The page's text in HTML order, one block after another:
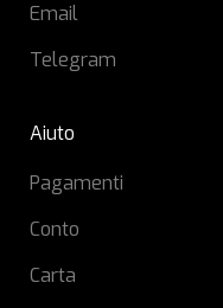
Email
Telegram
Aiuto
Pagamenti
Conto
Carta